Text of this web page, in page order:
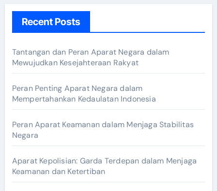
Recent Posts
Tantangan dan Peran Aparat Negara dalam
Mewujudkan Kesejahteraan Rakyat
Peran Penting Aparat Negara dalam
Mempertahankan Kedaulatan Indonesia
Peran Aparat Keamanan dalam Menjaga Stabilitas
Negara
Aparat Kepolisian: Garda Terdepan dalam Menjaga
Keamanan dan Ketertiban